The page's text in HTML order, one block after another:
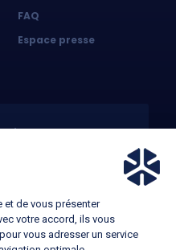
et de vous présenter
votre accord, ils vous
vous adresser un service
FAQ
Espace presse
right reserved